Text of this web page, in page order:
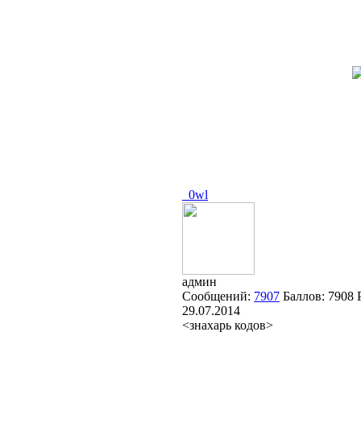
_0wl
админ
Сообщений: 7907 Баллов: 7908
29.07.2014
<знахарь кодов>